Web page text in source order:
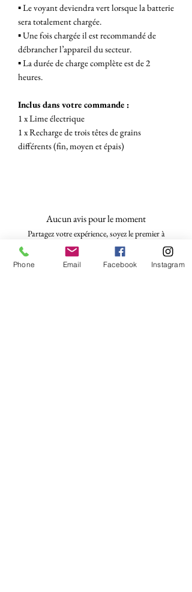
▪︎ Le voyant deviendra vert lorsque la batterie
sera totalement chargée.
▪︎ Une fois chargée il est recommandé de
débrancher l’appareil du secteur.
▪︎ La durée de charge complète est de 2
heures.
Inclus dans votre commande :
1 x Lime électrique
1 x Recharge de trois têtes de grains
différents (fin, moyen et épais)
Aucun avis pour le moment
Partagez votre expérience, soyez le premier à
laisser un avis.
Phone Email Facebook Instagram